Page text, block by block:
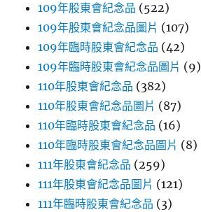
109年股東會紀念品 (522)
109年股東會紀念品圖片 (107)
109年臨時股東會紀念品 (42)
109年臨時股東會紀念品圖片 (9)
110年股東會紀念品 (382)
110年股東會紀念品圖片 (87)
110年臨時股東會紀念品 (16)
110年臨時股東會紀念品圖片 (8)
111年股東會紀念品 (259)
111年股東會紀念品圖片 (121)
111年臨時股東會紀念品 (3)